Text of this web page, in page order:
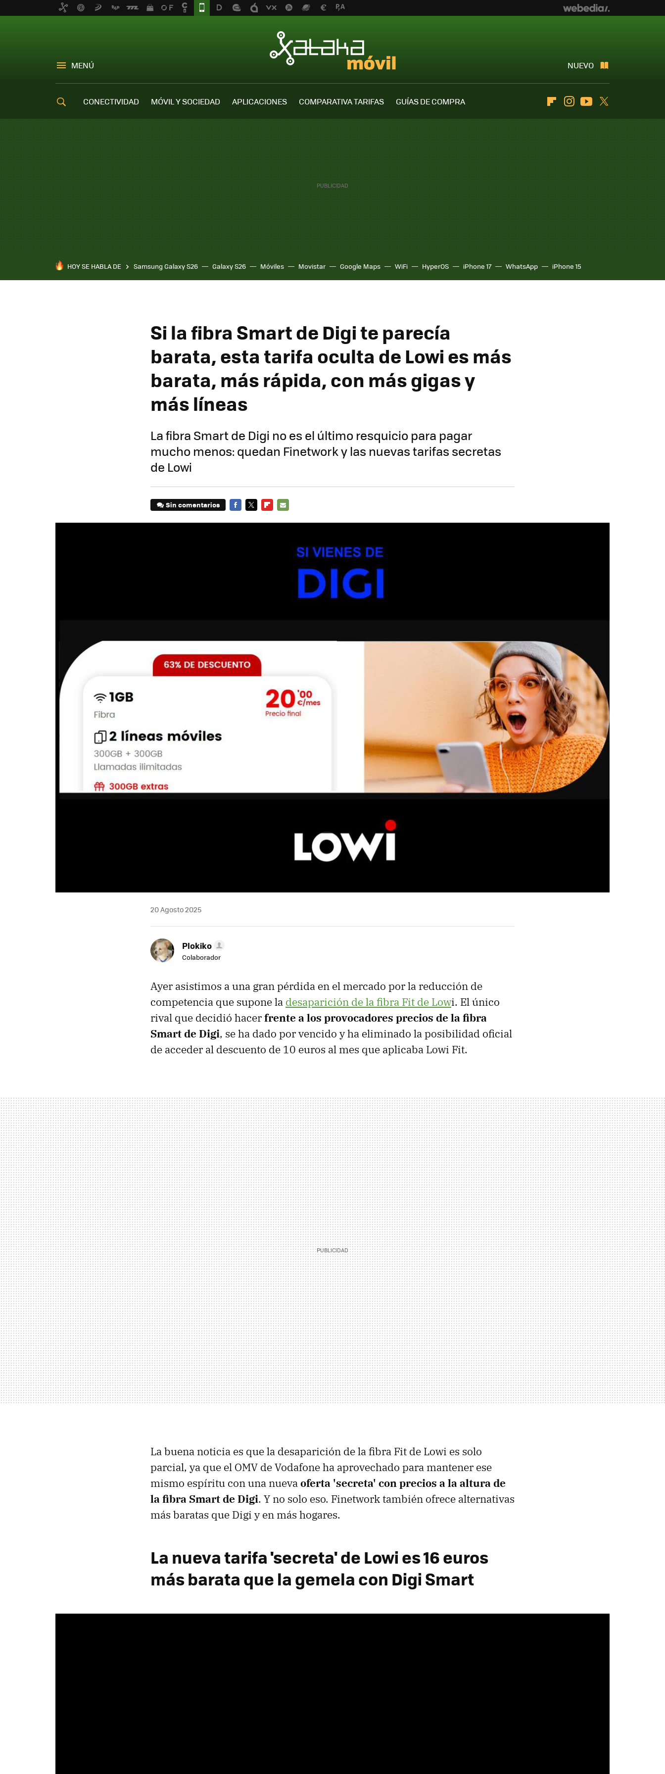
MENÚ NUEVO
CONECTIVIDAD MÓVIL Y SOCIEDAD APLICACIONES COMPARATIVA TARIFAS
GUÍAS DE COMPRA
FlipboardInstagramYoutube
HOY SE HABLA DE Samsung Galaxy S26 Galaxy S26 Móviles Movistar Google Maps WiFi HyperOS iPhone 17 WhatsApp iPhone 15
Si la fibra Smart de Digi te parecía
barata, esta tarifa oculta de Lowi es más
barata, más rápida, con más gigas y
más líneas
La fibra Smart de Digi no es el último resquicio para pagar
mucho menos: quedan Finetwork y las nuevas tarifas secretas
de Lowi
Sin comentarios
20 Agosto 2025
Plokiko
Colaborador
Ayer asistimos a una gran pérdida en el mercado por la reducción de
competencia que supone la desaparición de la fibra Fit de Lowi. El único
rival que decidió hacerfrente a los provocadores precios de la fibra
Smart de Digi, se ha dado por vencido y ha eliminado la posibilidad oficial
de acceder al descuento de 10 euros al mes que aplicaba Lowi Fit.
La buena noticia es que la desaparición de la fibra Fit de Lowi es solo
parcial, ya que el OMV de Vodafone ha aprovechado para mantener ese
mismo espíritu con una nuevaoferta 'secreta' con precios a la altura de
la fibra Smart de Digi. Y no solo eso. Finetwork también ofrece alternativas
más baratas que Digi y en más hogares.
La nueva tarifa 'secreta' de Lowi es 16 euros
más barata que la gemela con Digi Smart